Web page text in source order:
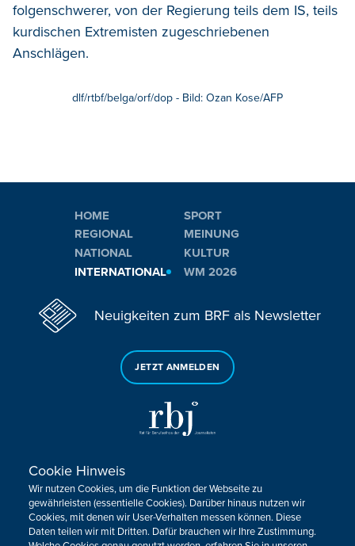
folgenschwerer, von der Regierung teils dem IS, teils
kurdischen Extremisten zugeschriebenen
Anschlägen.
dlf/rtbf/belga/orf/dop - Bild: Ozan Kose/AFP
HOME
REGIONAL
NATIONAL
INTERNATIONAL
SPORT
MEINUNG
KULTUR
WM 2026
Neuigkeiten zum BRF als Newsletter
JETZT ANMELDEN
Sie haben noch Fragen oder Anmerkungen?
KONTAKTIEREN SIE UNS!
Impressum Datenschutz Kontakt Barrierefreiheit
Cookie Hinweis
Wir nutzen Cookies, um die Funktion der Webseite zu
gewährleisten (essentielle Cookies). Darüber hinaus nutzen wir
Cookies, mit denen wir User-Verhalten messen können. Diese
Daten teilen wir mit Dritten. Dafür brauchen wir Ihre Zustimmung.